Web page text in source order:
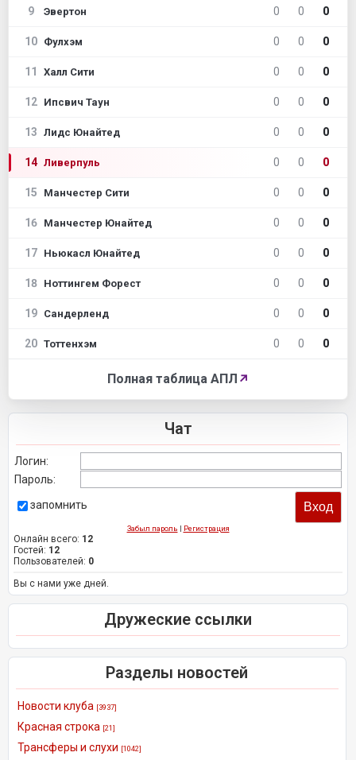
9 Эвертон 0 0 0
10 Фулхэм 0 0 0
11 Халл Сити 0 0 0
12 Ипсвич Таун 0 0 0
13 Лидс Юнайтед 0 0 0
14 Ливерпуль 0 0 0
15 Манчестер Сити 0 0 0
16 Манчестер Юнайтед 0 0 0
17 Ньюкасл Юнайтед 0 0 0
18 Ноттингем Форест 0 0 0
19 Сандерленд 0 0 0
20 Тоттенхэм 0 0 0
Полная таблица АПЛ ↗
Чат
Логин:
Пароль:
запомнить
Забыл пароль | Регистрация
Онлайн всего: 12
Гостей: 12
Пользователей: 0
Вы с нами уже дней.
Дружеские ссылки
Разделы новостей
Новости клуба [3937]
Красная строка [21]
Трансферы и слухи [1042]